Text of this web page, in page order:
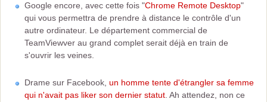
Google encore, avec cette fois "Chrome Remote Desktop"
qui vous permettra de prendre à distance le contrôle d'un
autre ordinateur. Le département commercial de
TeamViewver au grand complet serait déjà en train de
s'ouvrir les veines.
Drame sur Facebook, un homme tente d'étrangler sa femme
qui n'avait pas liker son dernier statut . Ah attendez, non ce